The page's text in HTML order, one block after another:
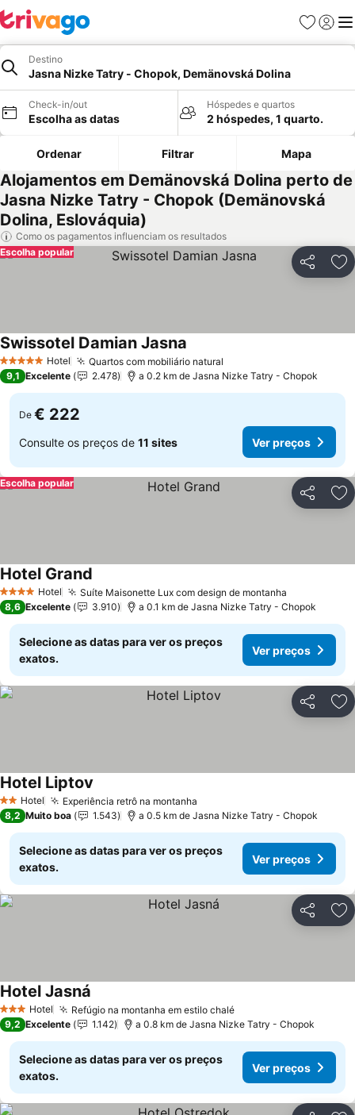
Favoritos
Iniciar
Destino
Jasna Nizke Tatry - Chopok, Demänovská Dolina
Check-in/out
Escolha as datas
Hóspedes e quartos
2 hóspedes, 1 quarto.
Ordenar Filtrar Mapa
Alojamentos em Demänovská Dolina perto de
Jasna Nizke Tatry - Chopok (Demänovská
Dolina, Eslováquia)
Como os pagamentos influenciam os resultados
Partilhar
Escolha popular
5 Estrelas Hotel Quartos com mobiliário natural
Swissotel Damian Jasna
9,1 Excelente 2.478 a 0.2 km de Jasna Nizke Tatry - Chopok
De € 222
Consulte os preços de 11 sites Ver preços
Partilhar
Escolha popular
4 EstrelasHotel Suíte Maisonette Lux com design de montanha
Hotel Grand
8,6 Excelente 3.910 a 0.1 km de Jasna Nizke Tatry - Chopok
Selecione as datas para ver os preços
exatos.
Ver preços
Partilhar
2 Estrelas
Hotel Experiência retrô na montanha
Hotel Liptov
8,2 Muito boa 1.543 a 0.5 km de Jasna Nizke Tatry - Chopok
Selecione as datas para ver os preços
exatos.
Ver preços
Partilhar
3 EstrelasHotel Refúgio na montanha em estilo chalé
Hotel Jasná
9,2 Excelente 1.142 a 0.8 km de Jasna Nizke Tatry - Chopok
Selecione as datas para ver os preços
exatos.
Ver preços